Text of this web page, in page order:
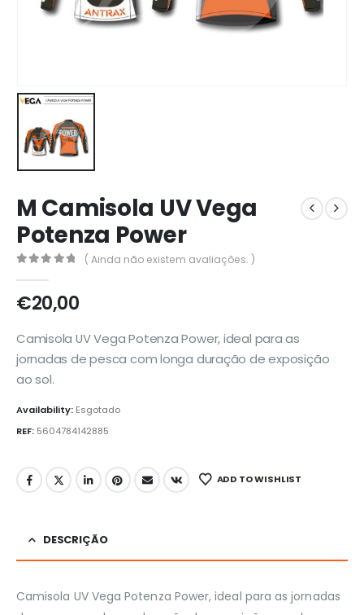
M Camisola UV Vega
Potenza Power
( Ainda não existem avaliações. )
€20,00
Camisola UV Vega Potenza Power, ideal para as
jornadas de pesca com longa duração de exposição
ao sol.
Availability: Esgotado
REF: 5604784142885
ADD TO WISHLIST
DESCRIÇÃO
Camisola UV Vega Potenza Power, ideal para as jornadas